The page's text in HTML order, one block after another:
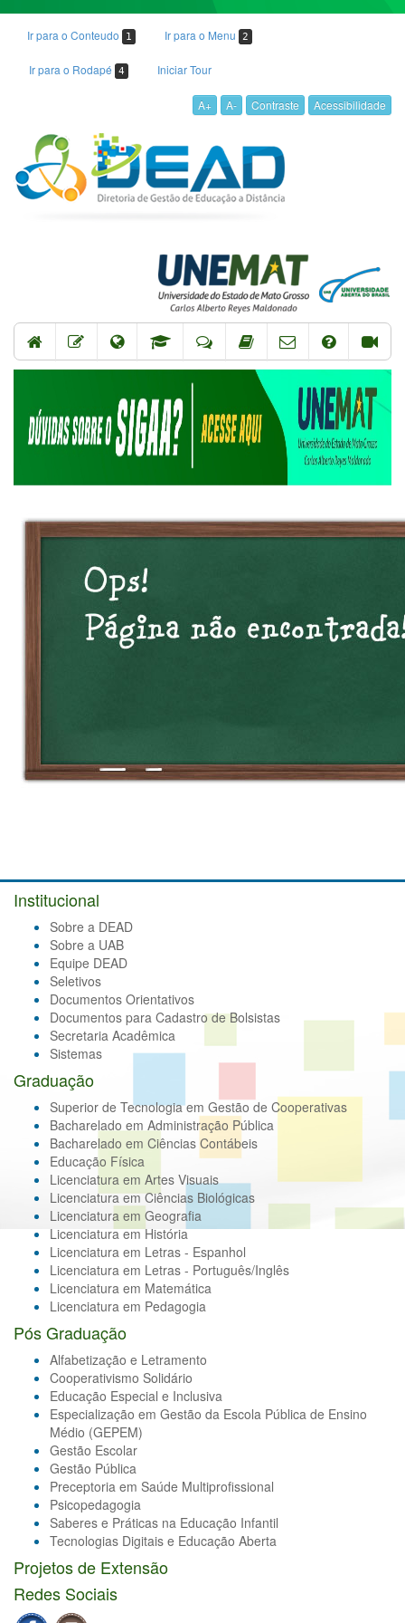
Ir para o Conteudo 1 Ir para o Menu 2
Ir para o Rodapé 4 Iniciar Tour
A+ A- Contraste Acessibilidade
Institucional
Sobre a DEAD
Sobre a UAB
Equipe DEAD
Seletivos
Documentos Orientativos
Documentos para Cadastro de Bolsistas
Secretaria Acadêmica
Sistemas
Graduação
Superior de Tecnologia em Gestão de Cooperativas
Bacharelado em Administração Pública
Bacharelado em Ciências Contábeis
Educação Física
Licenciatura em Artes Visuais
Licenciatura em Ciências Biológicas
Licenciatura em Geografia
Licenciatura em História
Licenciatura em Letras - Espanhol
Licenciatura em Letras - Português/Inglês
Licenciatura em Matemática
Licenciatura em Pedagogia
Pós Graduação
Alfabetização e Letramento
Cooperativismo Solidário
Educação Especial e Inclusiva
Especialização em Gestão da Escola Pública de Ensino
Médio (GEPEM)
Gestão Escolar
Gestão Pública
Preceptoria em Saúde Multiprofissional
Psicopedagogia
Saberes e Práticas na Educação Infantil
Tecnologias Digitais e Educação Aberta
Projetos de Extensão
Redes Sociais